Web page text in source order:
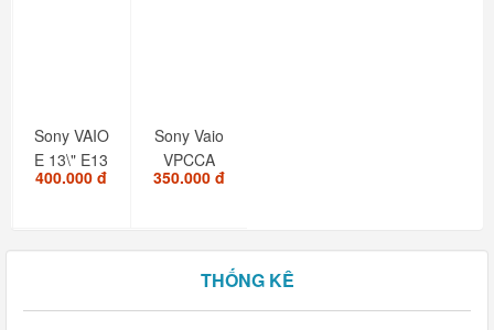
Sony VAIO
E 13\" E13
SVE13 SV-
400.000 đ
Sony Vaio
VPCCA
VPC-CA
350.000 đ
THỐNG KÊ